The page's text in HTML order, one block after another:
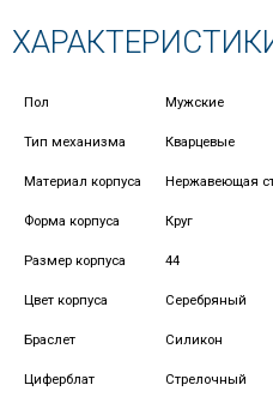
Пол Мужские
Тип механизма Кварцевые
Материал корпуса Нержавеющая
Форма корпуса Круг
Размер корпуса 44
Цвет корпуса Серебряный
Браслет Силикон
Циферблат Стрелочный